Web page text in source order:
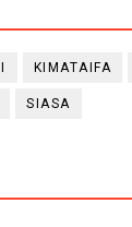
KIMATAIFA
SIASA